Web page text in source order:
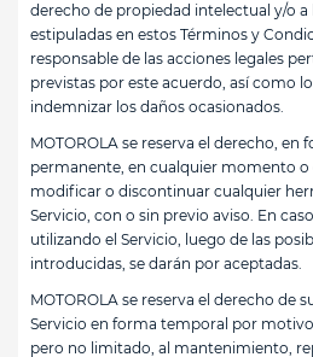
derecho de propiedad intelectual y/o
estipuladas en estos Términos y
responsable de las acciones legales
previstas por este acuerdo, así como
indemnizar los daños ocasionados.
MOTOROLA se reserva el derecho, en
permanente, en cualquier momento
modificar o discontinuar cualquier
Servicio, con o sin previo aviso. En
utilizando el Servicio, luego de las
introducidas, se darán por aceptadas.
MOTOROLA se reserva el derecho de
Servicio en forma temporal por
pero no limitado, al mantenimiento,